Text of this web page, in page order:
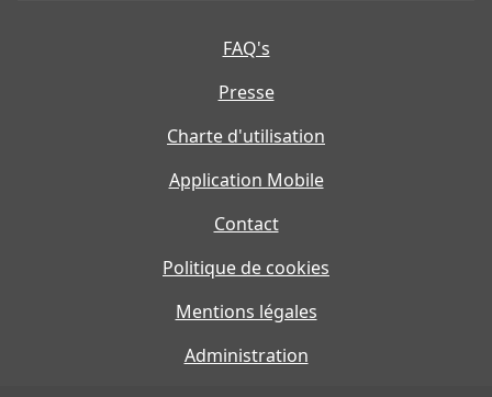
FAQ's
Presse
Charte d'utilisation
Application Mobile
Contact
Politique de cookies
Mentions légales
Administration